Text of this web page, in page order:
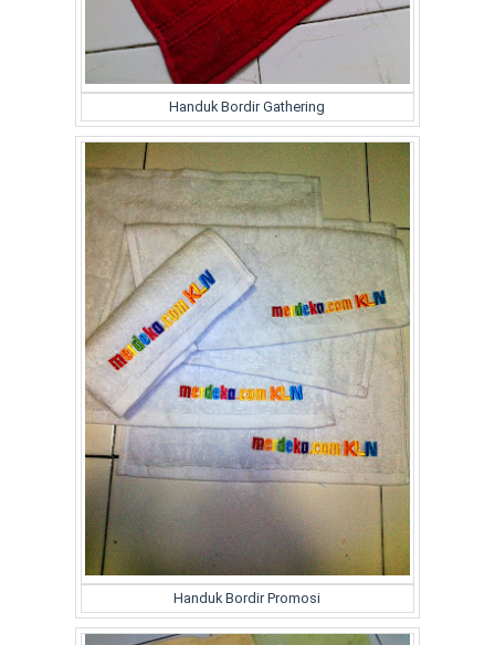
Handuk Bordir Gathering
Handuk Bordir Promosi